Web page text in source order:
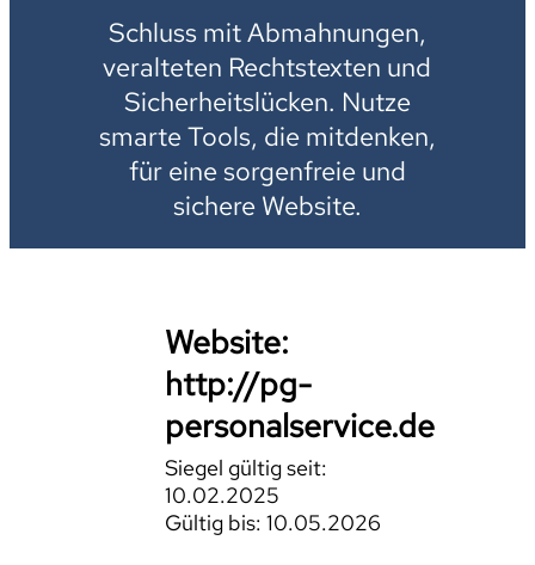
Schluss mit Abmahnungen,
veralteten Rechtstexten und
Sicherheitslücken. Nutze
smarte Tools, die mitdenken,
für eine sorgenfreie und
sichere Website.
Website:
http://pg-
personalservice.de
Siegel gültig seit:
10.02.2025
Gültig bis: 10.05.2026